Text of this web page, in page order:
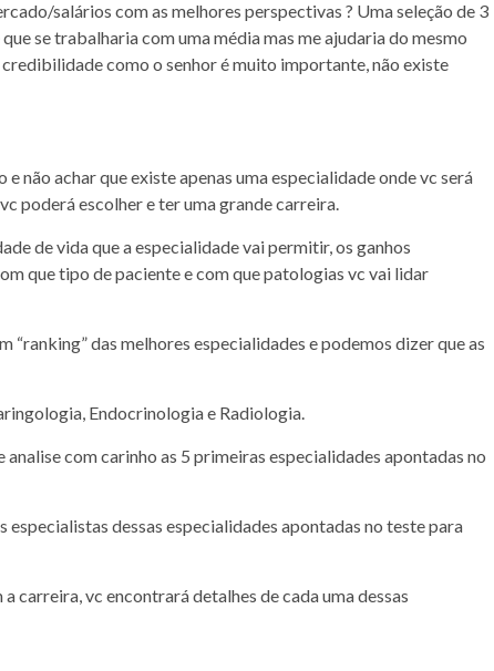
salários com as melhores perspectivas ? Uma seleção de 3
se trabalharia com uma média mas me ajudaria do mesmo
como o senhor é muito importante, não existe
não achar que existe apenas uma especialidade onde vc será
poderá escolher e ter uma grande carreira.
de vida que a especialidade vai permitir, os ganhos
que tipo de paciente e com que patologias vc vai lidar
“ranking” das melhores especialidades e podemos dizer que as
Endocrinologia e Radiologia.
com carinho as 5 primeiras especialidades apontadas no
dessas especialidades apontadas no teste para
carreira, vc encontrará detalhes de cada uma dessas